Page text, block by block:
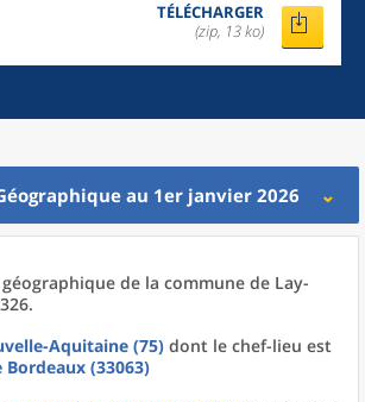
TÉLÉCHARGER
(zip, 13 ko)
au 1er janvier 2026
de la commune de Lay-
Aquitaine (75) dont le chef-lieu est
Bordeaux (33063)